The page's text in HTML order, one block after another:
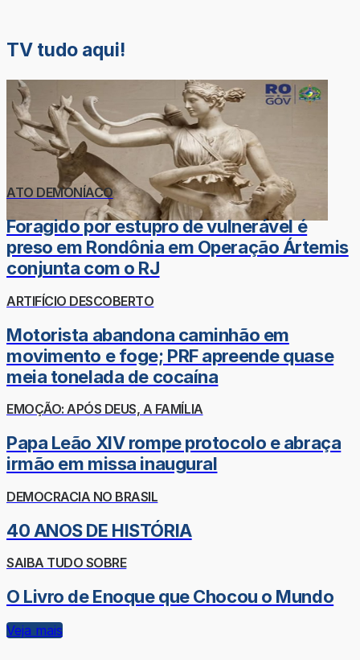
TV tudo aqui!
ATO DEMONÍACO
Foragido por estupro de vulnerável é
preso em Rondônia em Operação Ártemis
conjunta com o RJ
ARTIFÍCIO DESCOBERTO
Motorista abandona caminhão em
movimento e foge; PRF apreende quase
meia tonelada de cocaína
EMOÇÃO: APÓS DEUS, A FAMÍLIA
Papa Leão XIV rompe protocolo e abraça
irmão em missa inaugural
DEMOCRACIA NO BRASIL
40 ANOS DE HISTÓRIA
SAIBA TUDO SOBRE
O Livro de Enoque que Chocou o Mundo
Veja mais